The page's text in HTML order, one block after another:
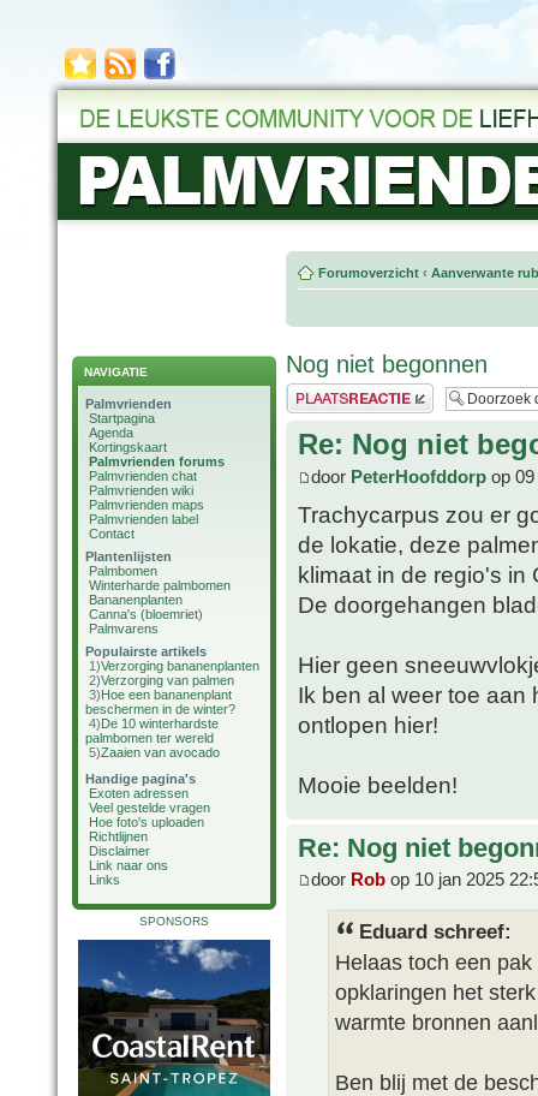
NAVIGATIE
Palmvrienden
Startpagina
Agenda
Kortingskaart
Palmvrienden forums
Palmvrienden chat
Palmvrienden wiki
Palmvrienden maps
Palmvrienden label
Contact
Plantenlijsten
Palmbomen
Winterharde palmbomen
Bananenplanten
Canna's (bloemriet)
Palmvarens
Populairste artikels
1)Verzorging bananenplanten
2)Verzorging van palmen
3)Hoe een bananenplant
beschermen in de winter?
4)De 10 winterhardste
palmbomen ter wereld
5)Zaaien van avocado
Handige pagina's
Exoten adressen
Veel gestelde vragen
Hoe foto's uploaden
Richtlijnen
Disclaimer
Link naar ons
Links
SPONSORS
Forumoverzicht ‹ Aanverwante
Nog niet begonnen
Plaats een reactie
Re: Nog niet
door PeterHoofddorp op
Trachycarpus zou er
de lokatie, deze
klimaat in de regio's in
De doorgehangen
Hier geen
Ik ben al weer toe aan
ontlopen hier!
Mooie beelden!
Re: Nog niet
door Rob op 10 jan 2025
Eduard schreef:
Helaas toch een
opklaringen het
warmte bronnen
Ben blij met de